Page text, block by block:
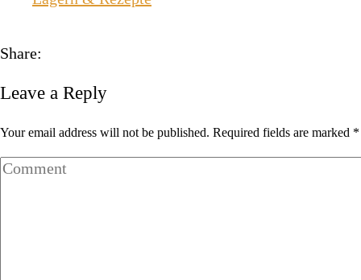
Share:
Leave a Reply
Your email address will not be published. Required fields are marked *